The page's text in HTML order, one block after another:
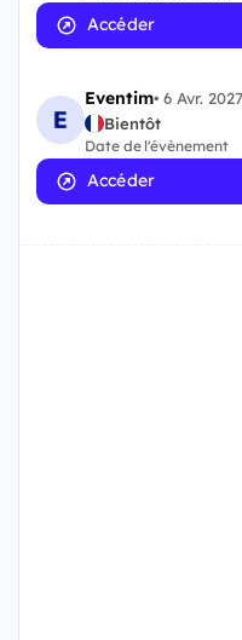
Accéder
Eventim•6 Avr. 2027
Bientôt
Date de l'évènement
Accéder